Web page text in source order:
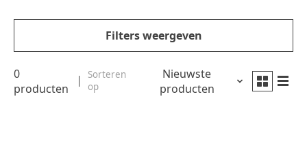
Filters weergeven
0
producten
Sorteren
op
Nieuwste
producten